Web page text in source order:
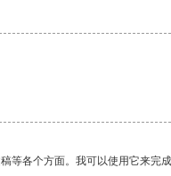
各个方面。我可以使用它来完